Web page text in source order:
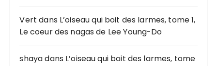
rVert dans L’oiseau qui boit des larmes, tome 1,
Le coeur des nagas de Lee Young-Do
shayadans L’oiseau qui boit des larmes, tome